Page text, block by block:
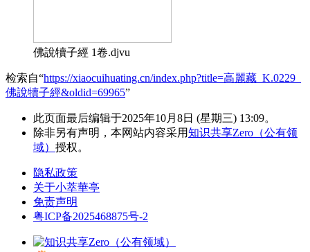
佛說犢子經 1卷.djvu
检索自“https://xiaocuihuating.cn/index.php?title=高麗藏_K.0229_
佛說犢子經&oldid=69965”
此页面最后编辑于2025年10月8日 (星期三) 13:09。
除非另有声明，本网站内容采用知识共享Zero（公有领
域） 授权。
隐私政策
关于小萃華亭
免责声明
粤ICP备2025468875号-2